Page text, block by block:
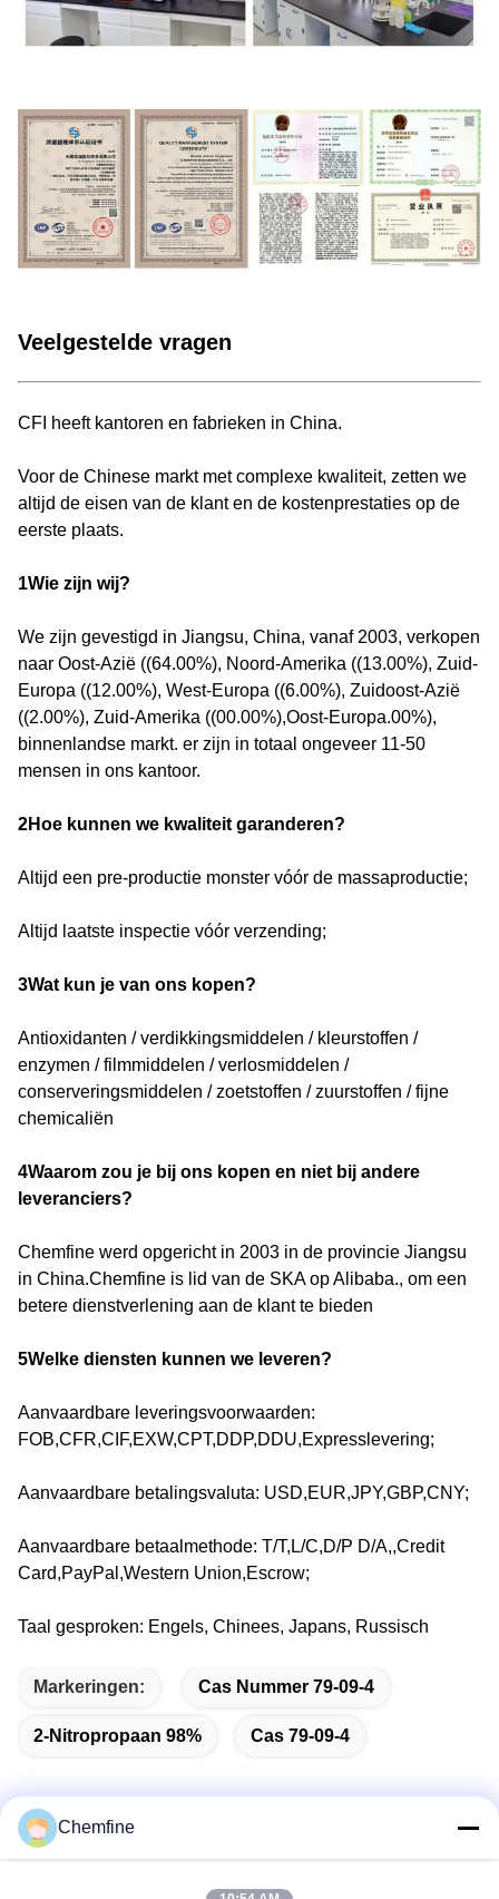
Veelgestelde vragen
CFI heeft kantoren en fabrieken in China.
Voor de Chinese markt met complexe kwaliteit, zetten we
altijd de eisen van de klant en de kostenprestaties op de
eerste plaats.
1Wie zijn wij?
We zijn gevestigd in Jiangsu, China, vanaf 2003, verkopen
naar Oost-Azië ((64.00%), Noord-Amerika ((13.00%), Zuid-
Europa ((12.00%), West-Europa ((6.00%), Zuidoost-Azië
((2.00%), Zuid-Amerika ((00.00%),Oost-Europa.00%),
binnenlandse markt. er zijn in totaal ongeveer 11-50
mensen in ons kantoor.
2Hoe kunnen we kwaliteit garanderen?
Altijd een pre-productie monster vóór de massaproductie;
Altijd laatste inspectie vóór verzending;
3Wat kun je van ons kopen?
Antioxidanten / verdikkingsmiddelen / kleurstoffen /
enzymen / filmmiddelen / verlosmiddelen /
conserveringsmiddelen / zoetstoffen / zuurstoffen / fijne
chemicaliën
4Waarom zou je bij ons kopen en niet bij andere
leveranciers?
Chemfine werd opgericht in 2003 in de provincie Jiangsu
in China.Chemfine is lid van de SKA op Alibaba., om een
betere dienstverlening aan de klant te bieden
5Welke diensten kunnen we leveren?
Aanvaardbare leveringsvoorwaarden:
FOB,CFR,CIF,EXW,CPT,DDP,DDU,Expresslevering;
Aanvaardbare betalingsvaluta: USD,EUR,JPY,GBP,CNY;
Aanvaardbare betaalmethode: T/T,L/C,D/P D/A,,Credit
Card,PayPal,Western Union,Escrow;
Taal gesproken: Engels, Chinees, Japans, Russisch
Markeringen: Cas Nummer 79-09-4
2-Nitropropaan 98% Cas 79-09-4
Chemfine